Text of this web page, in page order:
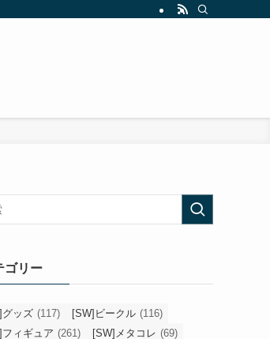
活などについて書いていくブログへと変貌を遂げます！！
ゴリー
グッズ (117) [SW]ビークル (116)
フィギュア (261) [SW]メタコレ (69)